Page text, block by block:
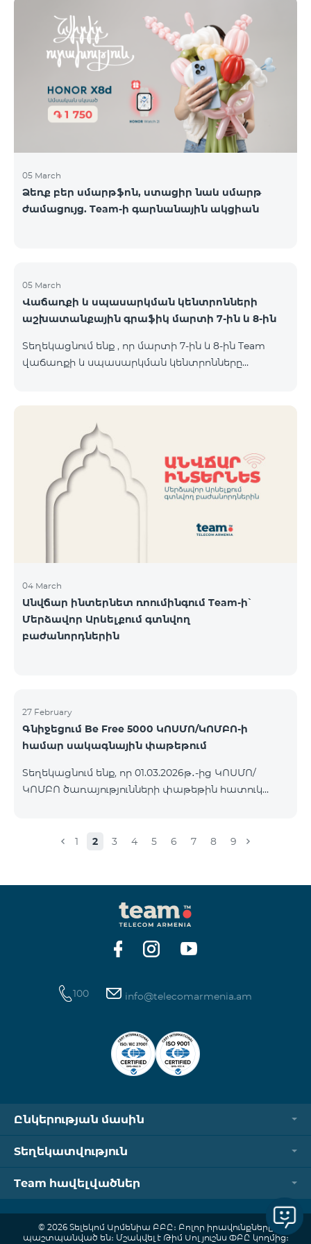
օպերատորների կողմից։ Ձայնային կապի և SMS
ծառայությունները շարունակում են գործել։
Իրադարձությունների վերաբերյալ լրացուցիչ
տեղեկատվություն կտրամադրվի իրավիճակի
փոփոխության դեպքում։ Շնորհակալություն
ըմբռնման համար։
05 March
Ձեռք բեր սմարթֆոն, ստացիր նաև սմարթ
ժամացույց. Team-ի գարնանային ակցիան
05 March
Վաճառքի և սպասարկման կենտրոնների
աշխատանքային գրաֆիկ մարտի 7-ին և 8-ին
Տեղեկացնում ենք , որ մարտի 7-ին և 8-ին Team
վաճառքի և սպասարկման կենտրոնները
գյուղ ՎևՍԿ հասցե "Տելեկոմ Արմենիա" ԲԲԸ
Աշխատանքային ժամեր Երկ-Ուրբ Շաբաթ-07․03
Կիրակի-08․03 Երևան Կենտրոն Իսակովի
պողոտա 3/7 09:00-18:00 09:00-18:00 10:00-19:00
Երևան Կենտրոն Խորենացու փողոց 26/26 09:00-
04 March
Անվճար ինտերնետ ռոումինգում Team-ի՝
Մերձավոր Արևելքում գտնվող
բաժանորդներին
27 February
Գնիջեցում Be Free 5000 ԿՈՍՄՈ/ԿՈՄԲՈ-ի
համար սակագնային փաթեթում
Տեղեկացնում ենք, որ 01.03.2026թ․-ից ԿՈՍՄՈ/
ԿՈՄԲՈ ծառայությունների փաթեթին հատուկ
ՀՀ դրամի փոխարեն կկազմի 3500 ՀՀ դրամ։
բաժանորդագրություն ԿՈՍՄՈ կամ ԿՈՄԲՈ
ծառայությունների փաթեթներին։ Սակագնային
փաթեթի մանրամասներին կարող եք
ծանոթանալ այստեղ։
1 2 3 4 5 6 7 8 9
100 info@telecomarmenia.am
Ընկերության մասին
Տեղեկատվություն
Team հավելվածներ
© 2026 Տելեկոմ Արմենիա ԲԲԸ։ Բոլոր իրավունքները
պաշտպանված են։ Մշակվել է Թիմ Սոլյուշնս ՓԲԸ կողմից։